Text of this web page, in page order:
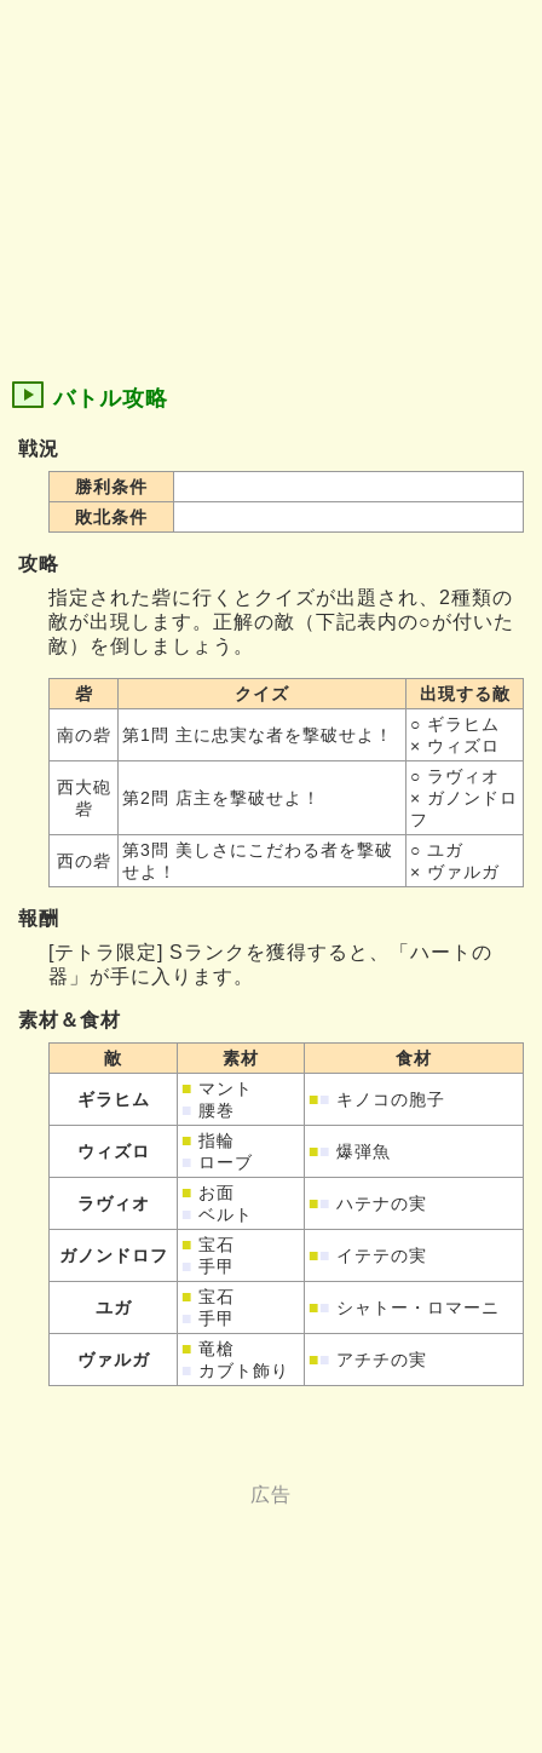
バトル攻略
戦況
勝利条件
敗北条件
攻略
指定された砦に行くとクイズが出題され、2種類の
敵が出現します。正解の敵（下記表内の○が付いた
敵）を倒しましょう。
砦 クイズ 出現する敵
南の砦 第1問 主に忠実な者を撃破せよ！
○ ギラヒム
× ウィズロ
西大砲
砦
第2問 店主を撃破せよ！
○ ラヴィオ
× ガノンドロ
フ
西の砦
第3問 美しさにこだわる者を撃破
せよ！
○ ユガ
× ヴァルガ
報酬
[テトラ限定] Sランクを獲得すると、「ハートの
器」が手に入ります。
素材＆食材
敵 素材 食材
ギラヒム
■ マント
■ 腰巻
■■ キノコの胞子
ウィズロ
■ 指輪
■ ローブ
■■ 爆弾魚
ラヴィオ
■ お面
■ ベルト
■■ ハテナの実
ガノンドロフ
■ 宝石
■ 手甲
■■ イテテの実
ユガ
■ 宝石
■ 手甲
■■ シャトー・ロマーニ
ヴァルガ
■ 竜槍
■ カブト飾り
■■ アチチの実